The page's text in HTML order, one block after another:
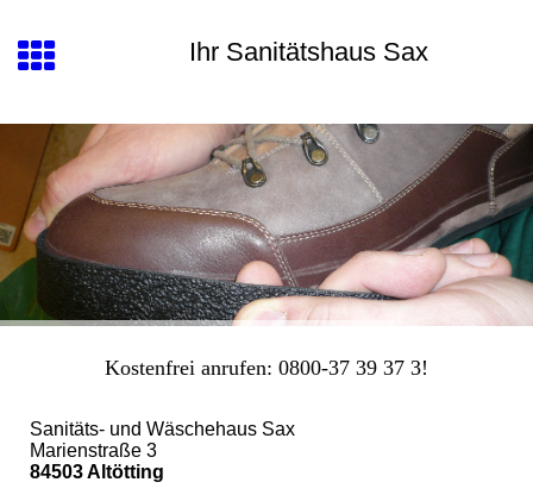
Ihr Sanitätshaus Sax
Kostenfrei anrufen: 0800-37 39 37 3!
Sanitäts- und Wäschehaus Sax
Marienstraße 3
84503 Altötting